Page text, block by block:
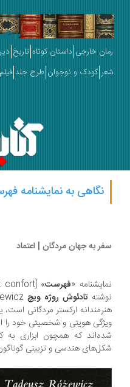
خارجی داستان کوتاه تاریخ دین و
کودک و نوجوان طرح جلد فیلم طنز
نگاهی به نمایشنامه فهرست
به جهان مردگان | اعتماد
«فهرست
petit confort
تادئوش روژه ویچ
ارکستر مردگانی است، یک
هویتی و شخصیتی خود را از دست
که همچون ابزاری به کار
هندسی و تزیینی گوناگون